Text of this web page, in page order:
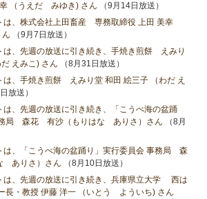
（うえだ みゆき) さん （9月14日放送）
は、株式会社上田畜産 専務取締役 上田 美幸
ん （9月7日放送）
は、先週の放送に引き続き、手焼き煎餅 えみり
えみこ) さん （8月31日放送）
は、手焼き煎餅 えみり堂 和田 絵三子 （わだ え
放送）
は、先週の放送に引き続き、「こうべ海の盆踊
務局 森花 有沙（もりはな ありさ）さん （8月
は、「こうべ海の盆踊り」実行委員会 事務局 森
ありさ）さん （8月10日放送）
は、先週の放送に引き続き、兵庫県立大学 西は
長・教授 伊藤 洋一 （いとう よういち) さん